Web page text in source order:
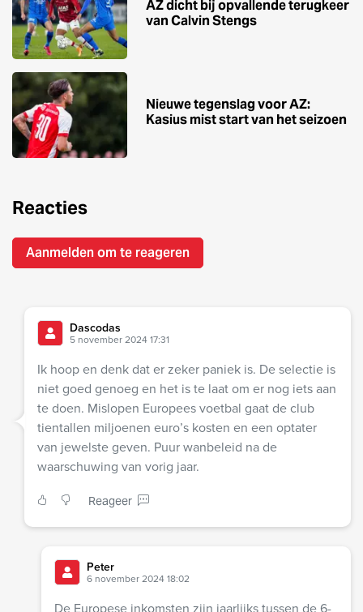
AZ dicht bij opvallende terugkeer
van Calvin Stengs
Nieuwe tegenslag voor AZ:
Kasius mist start van het seizoen
Reacties
Aanmelden om te reageren
Dascodas
5 november 2024 17:31
Ik hoop en denk dat er zeker paniek is. De selectie is
niet goed genoeg en het is te laat om er nog iets aan
te doen. Mislopen Europees voetbal gaat de club
tientallen miljoenen euro’s kosten en een optater
van jewelste geven. Puur wanbeleid na de
waarschuwing van vorig jaar.
Reageer
Peter
6 november 2024 18:02
De Europese inkomsten zijn jaarlijks tussen de 6-